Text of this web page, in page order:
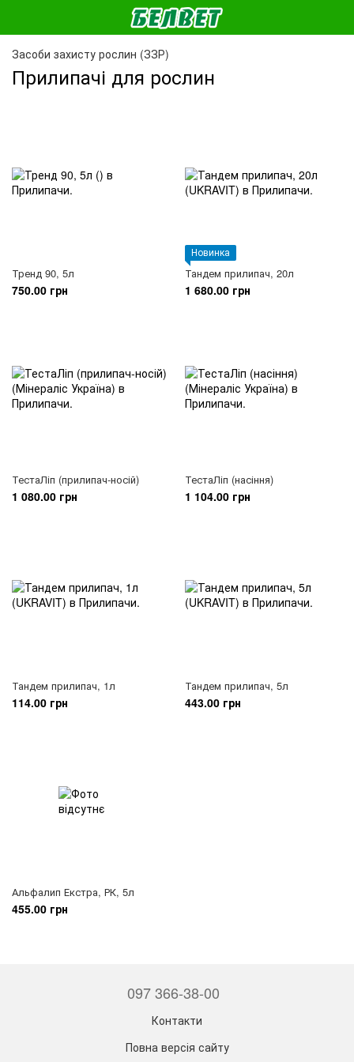
Засоби захисту рослин (ЗЗР)
Прилипачі для рослин
Тренд 90, 5л
750.00 грн
Новинка
Тандем прилипач, 20л
1 680.00 грн
ТестаЛіп (прилипач-носій)
1 080.00 грн
ТестаЛіп (насіння)
1 104.00 грн
Тандем прилипач, 1л
114.00 грн
Тандем прилипач, 5л
443.00 грн
Альфалип Екстра, РК, 5л
455.00 грн
097 366-38-00
Контакти
Повна версія сайту